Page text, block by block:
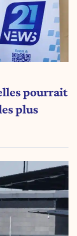
pourrait
plus